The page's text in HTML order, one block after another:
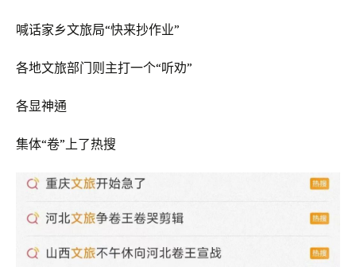
喊话家乡文旅局“快来抄作业”
各地文旅部门则主打一个“听劝”
各显神通
集体“卷”上了热搜